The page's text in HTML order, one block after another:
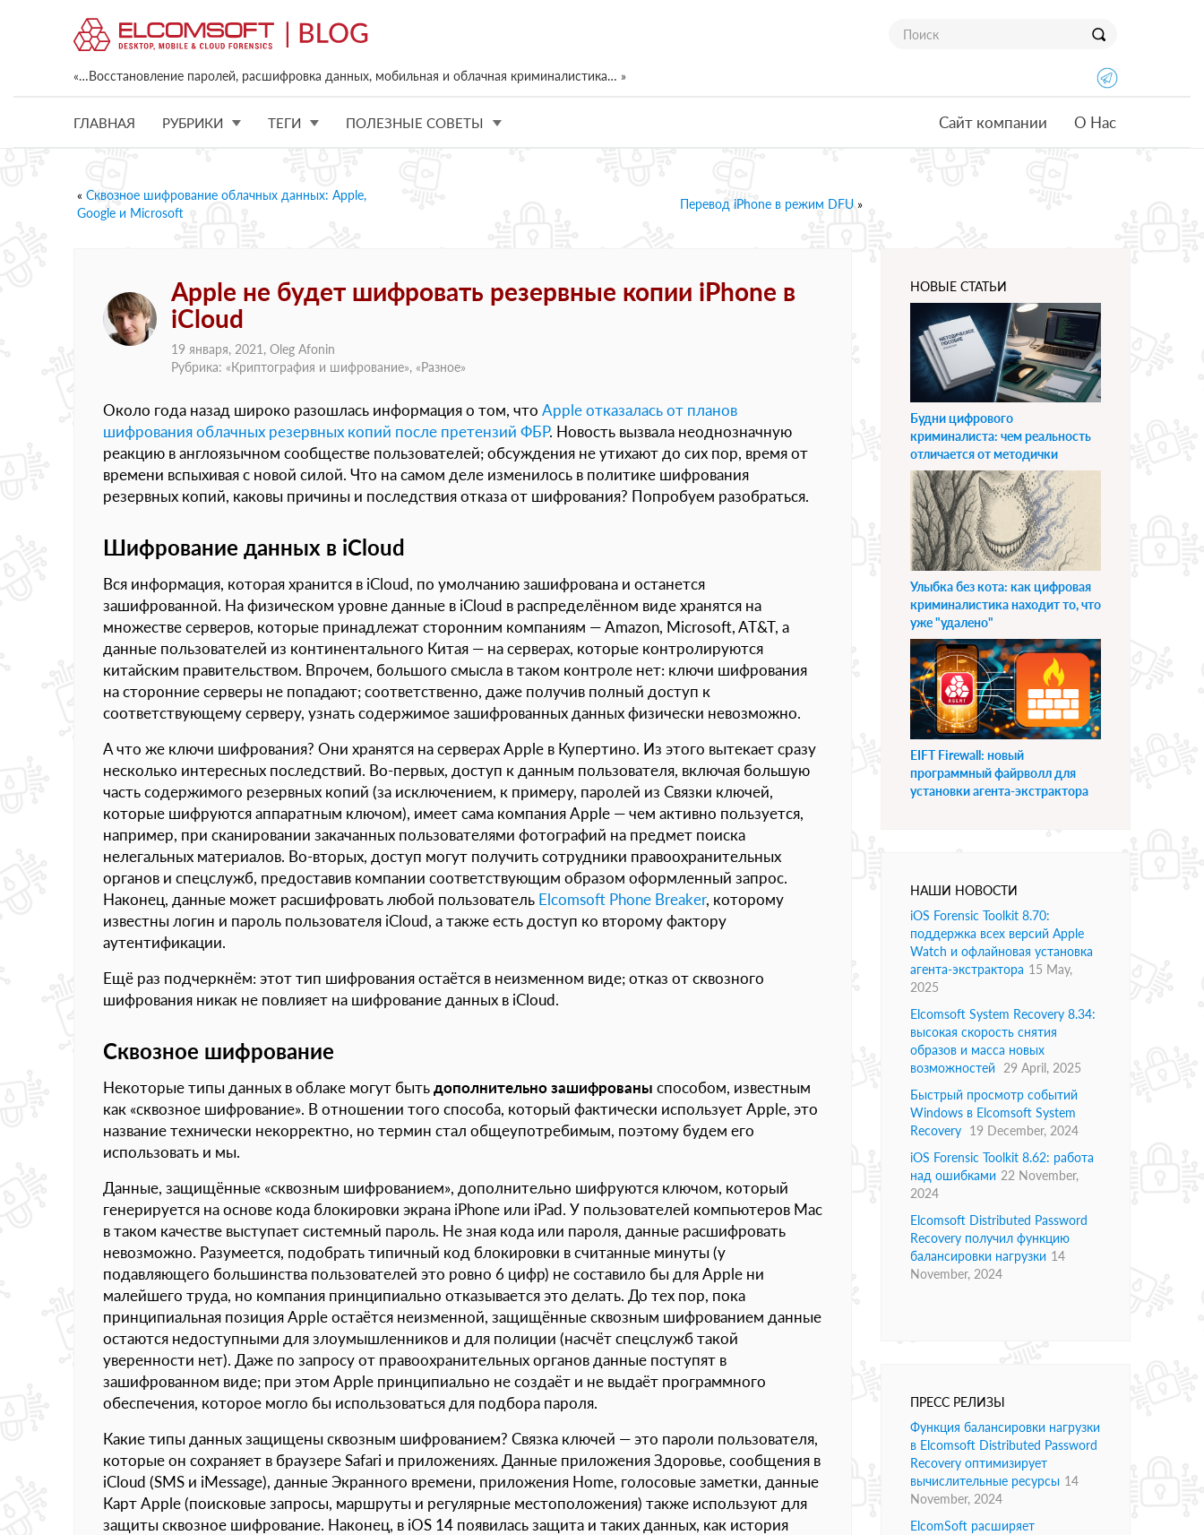
«…Восстановление паролей, расшифровка данных, мобильная и облачная криминалистика… »
ГЛАВНАЯ РУБРИКИ ТЕГИ ПОЛЕЗНЫЕ СОВЕТЫ Сайт компании О Нас
« Сквозное шифрование облачных данных: Apple,
Google и Microsoft
Перевод iPhone в режим DFU »
Apple не будет шифровать резервные копии iPhone в
iCloud
19 января, 2021, Oleg Afonin
Рубрика: «Криптография и шифрование», «Разное»
Около года назад широко разошлась информация о том, что Apple отказалась от планов
шифрованияоблачных резервных копий после претензий ФБР. Новость вызвала неоднозначную
реакцию в англоязычном сообществе пользователей; обсуждения не утихают до сих пор, время от
времени вспыхивая с новой силой. Что на самом деле изменилось в политике шифрования
резервных копий, каковы причины и последствия отказа от шифрования? Попробуем разобраться.
Шифрование данных в iCloud
Вся информация, которая хранится в iCloud, по умолчанию зашифрована и останется
зашифрованной. На физическом уровне данные в iCloud в распределённом виде хранятся на
множестве серверов, которые принадлежат сторонним компаниям — Amazon, Microsoft, AT&T, а
данные пользователей из континентального Китая — на серверах, которые контролируются
китайским правительством. Впрочем, большого смысла в таком контроле нет: ключи шифрования
на сторонние серверы не попадают; соответственно, даже получив полный доступ к
соответствующему серверу, узнать содержимое зашифрованных данных физически невозможно.
А что же ключи шифрования? Они хранятся на серверах Apple в Купертино. Из этого вытекает сразу
несколько интересных последствий. Во-первых, доступ к данным пользователя, включая большую
часть содержимого резервных копий (за исключением, к примеру, паролей из Связки ключей,
которые шифруются аппаратным ключом), имеет сама компания Apple — чем активно пользуется,
например, при сканировании закачанных пользователями фотографий на предмет поиска
нелегальных материалов. Во-вторых, доступ могут получить сотрудники правоохранительных
органов и спецслужб, предоставив компании соответствующим образом оформленный запрос.
Наконец, данные может расшифровать любой пользователь Elcomsoft Phone Breaker, которому
известны логин и пароль пользователя iCloud, а также есть доступ ко второму фактору
аутентификации.
Ещё раз подчеркнём: этот тип шифрования остаётся в неизменном виде; отказ от сквозного
шифрования никак не повлияет на шифрование данных в iCloud.
Сквозное шифрование
Некоторые типы данных в облаке могут бытьдополнительно зашифрованы способом, известным
как «сквозное шифрование». В отношении того способа, который фактически использует Apple, это
название технически некорректно, но термин стал общеупотребимым, поэтому будем его
использовать и мы.
Данные, защищённые «сквозным шифрованием», дополнительно шифруются ключом, который
генерируется на основе кода блокировки экрана iPhone или iPad. У пользователей компьютеров Mac
в таком качестве выступает системный пароль. Не зная кода или пароля, данные расшифровать
невозможно. Разумеется, подобрать типичный код блокировки в считанные минуты (у
подавляющего большинства пользователей это ровно 6 цифр) не составило бы для Apple ни
малейшего труда, но компания принципиально отказывается это делать. До тех пор, пока
принципиальная позиция Apple остаётся неизменной, защищённые сквозным шифрованием данные
остаются недоступными для злоумышленников и для полиции (насчёт спецслужб такой
уверенности нет). Даже по запросу от правоохранительных органов данные поступят в
зашифрованном виде; при этом Apple принципиально не создаёт и не выдаёт программного
обеспечения, которое могло бы использоваться для подбора пароля.
Какие типы данных защищены сквозным шифрованием? Связка ключей — это пароли пользователя,
которые он сохраняет в браузере Safari и приложениях. Данные приложения Здоровье, сообщения в
iCloud (SMS и iMessage), данные Экранного времени, приложения Home, голосовые заметки, данные
Карт Apple (поисковые запросы, маршруты и регулярные местоположения) также используют для
защиты сквозное шифрование. Наконец, в iOS 14 появилась защита и таких данных, как история
НОВЫЕ СТАТЬИ
Будни цифрового
криминалиста: чем реальность
отличается от методички
Улыбка без кота: как цифровая
криминалистика находит то, что
уже "удалено"
EIFT Firewall: новый
программный файрволл для
установки агента-экстрактора
НАШИ НОВОСТИ
iOS Forensic Toolkit 8.70:
поддержка всех версий Apple
Watch и офлайновая установка
агента-экстрактора 15 May,
2025
Elcomsoft System Recovery 8.34:
высокая скорость снятия
образов и масса новых
возможностей
29 April, 2025
Быстрый просмотр событий
Windows в Elcomsoft System
Recovery 19 December, 2024
iOS Forensic Toolkit 8.62: работа
над ошибками 22 November,
2024
Elcomsoft Distributed Password
Recovery получил функцию
балансировки нагрузки 14
November, 2024
ПРЕСС РЕЛИЗЫ
Функция балансировки нагрузки
в Elcomsoft Distributed Password
Recovery оптимизирует
вычислительные ресурсы 14
November, 2024
ElcomSoft расширяет